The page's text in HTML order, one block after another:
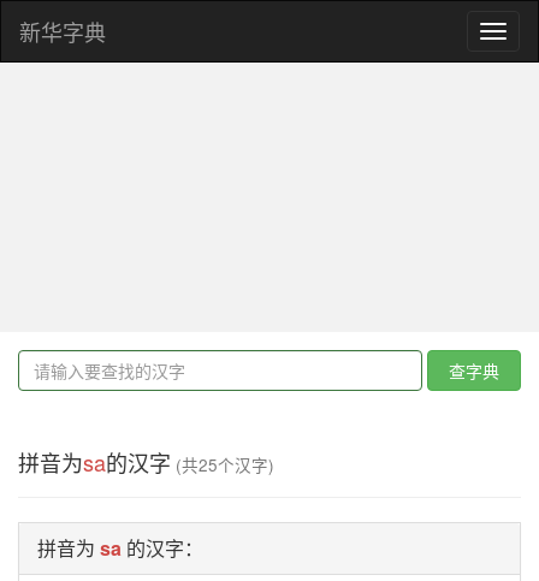
新华字典
查字典
拼音为sa的汉字 (共25个汉字)
拼音为 sa 的汉字：